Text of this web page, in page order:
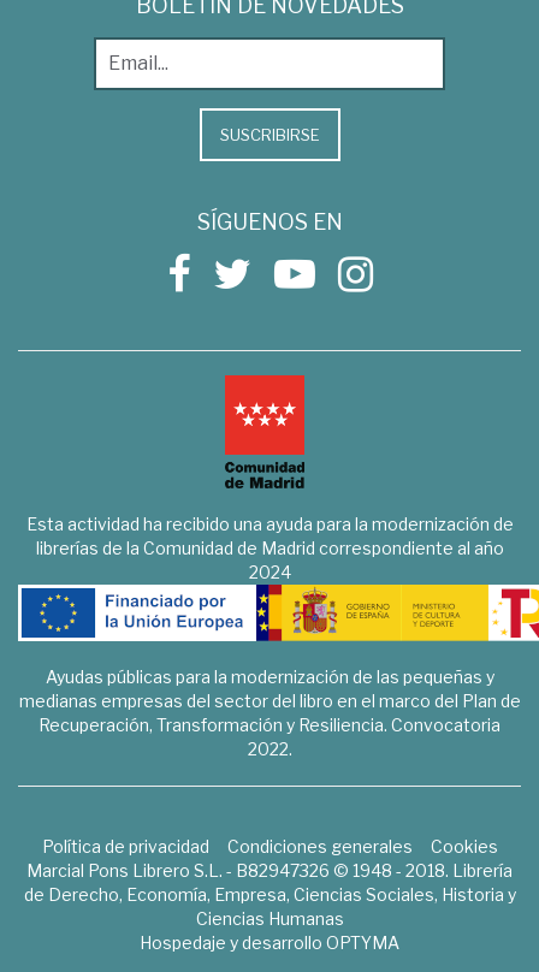
BOLETÍN DE NOVEDADES
SUSCRIBIRSE
SÍGUENOS EN
Esta actividad ha recibido una ayuda para la modernización de
librerías de la Comunidad de Madrid correspondiente al año
2024
Ayudas públicas para la modernización de las pequeñas y
medianas empresas del sector del libro en el marco del Plan de
Recuperación, Transformación y Resiliencia. Convocatoria
2022.
Política de privacidad Condiciones generales
Cookies
Marcial Pons Librero S.L. - B82947326 © 1948 - 2018. Librería
de Derecho, Economía, Empresa, Ciencias Sociales, Historia y
Ciencias Humanas
Hospedaje y desarrollo OPTYMA